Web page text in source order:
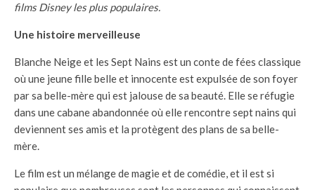
films Disney les plus populaires.
Une histoire merveilleuse
Blanche Neige et les Sept Nains est un conte de fées classique
où une jeune fille belle et innocente est expulsée de son foyer
par sa belle-mère qui est jalouse de sa beauté. Elle se réfugie
dans une cabane abandonnée où elle rencontre sept nains qui
deviennent ses amis et la protègent des plans de sa belle-
mère.
Le film est un mélange de magie et de comédie, et il est si